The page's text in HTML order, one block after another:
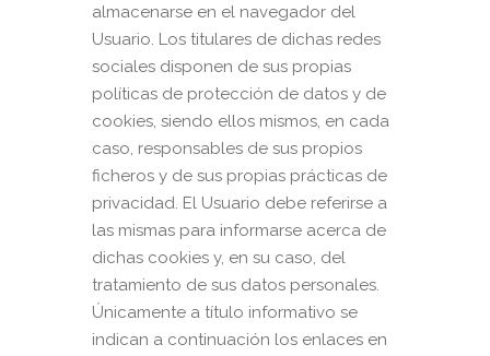
almacenarse en el navegador del
Usuario. Los titulares de dichas redes
sociales disponen de sus propias
políticas de protección de datos y de
cookies, siendo ellos mismos, en cada
caso, responsables de sus propios
ficheros y de sus propias prácticas de
privacidad. El Usuario debe referirse a
las mismas para informarse acerca de
dichas cookies y, en su caso, del
tratamiento de sus datos personales.
Únicamente a título informativo se
indican a continuación los enlaces en